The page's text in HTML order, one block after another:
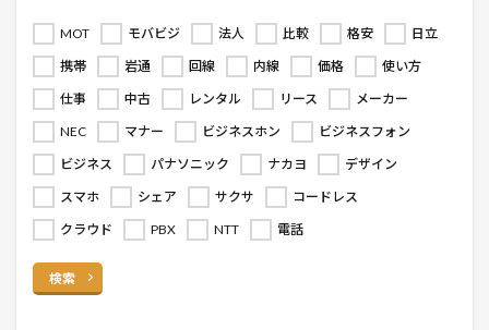
MOT モバビジ 法人 比較 格安
日立
携帯
岩通 回線 内線 価格
使い方
仕事
中古 レンタル リース
メーカー
NEC
マナー ビジネスホン
ビジネスフォン
ビジネス
パナソニック ナカヨ
デザイン
スマホ
シェア サクサ
コードレス
クラウド
PBX NTT 電話
検索